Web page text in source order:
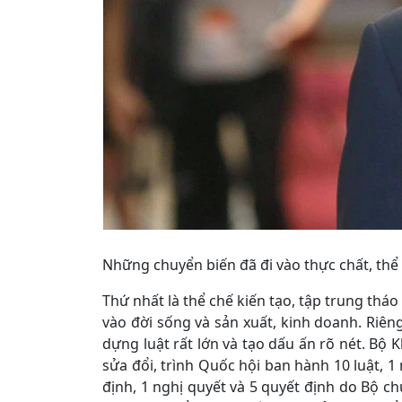
Những chuyển biến đã đi vào thực chất,
Thứ nhất là thể chế kiến tạo, tập trung
vào đời sống và sản xuất, kinh doanh.
dựng luật rất lớn và tạo dấu ấn rõ nét. Bộ
sửa đổi, trình Quốc hội ban hành 10 luật,
định, 1 nghị quyết và 5 quyết định do Bộ